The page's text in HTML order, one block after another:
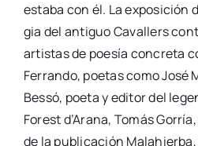
esta­ba con él. La
gia del anti­guo Cava­llers
artis­tas de poe­sía con­cre­ta
Ferran­do, poe­tas como José
Bes­só, poe­ta y edi­tor del
Forest d’Arana, Tomás
de la publi­ca­ción